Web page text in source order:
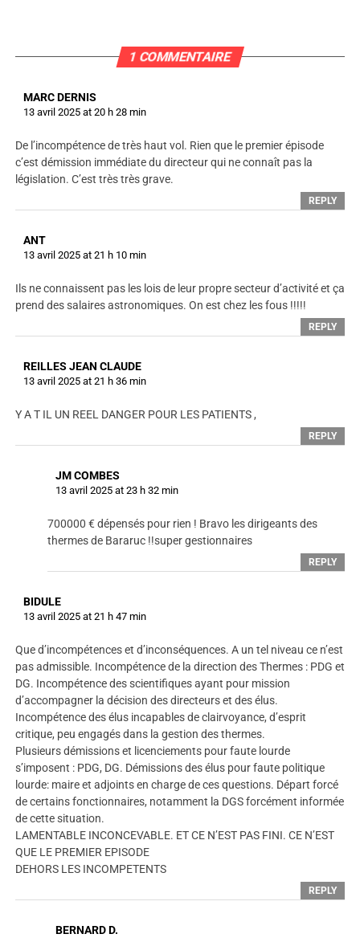
1 COMMENTAIRE
MARC DERNIS
13 avril 2025 at 20 h 28 min
De l’incompétence de très haut vol. Rien que le premier épisode
c’est démission immédiate du directeur qui ne connaît pas la
législation. C’est très très grave.
REPLY
ANT
13 avril 2025 at 21 h 10 min
Ils ne connaissent pas les lois de leur propre secteur d’activité et ça
prend des salaires astronomiques. On est chez les fous !!!!!
REPLY
REILLES JEAN CLAUDE
13 avril 2025 at 21 h 36 min
Y A T IL UN REEL DANGER POUR LES PATIENTS ,
REPLY
JM COMBES
13 avril 2025 at 23 h 32 min
700000 € dépensés pour rien ! Bravo les dirigeants des
thermes de Bararuc !!super gestionnaires
REPLY
BIDULE
13 avril 2025 at 21 h 47 min
Que d’incompétences et d’inconséquences. A un tel niveau ce n’est
pas admissible. Incompétence de la direction des Thermes : PDG et
DG. Incompétence des scientifiques ayant pour mission
d’accompagner la décision des directeurs et des élus.
Incompétence des élus incapables de clairvoyance, d’esprit
critique, peu engagés dans la gestion des thermes.
Plusieurs démissions et licenciements pour faute lourde
s’imposent : PDG, DG. Démissions des élus pour faute politique
lourde: maire et adjoints en charge de ces questions. Départ forcé
de certains fonctionnaires, notamment la DGS forcément informée
de cette situation.
LAMENTABLE INCONCEVABLE. ET CE N’EST PAS FINI. CE N’EST
QUE LE PREMIER EPISODE
DEHORS LES INCOMPETENTS
REPLY
BERNARD D.